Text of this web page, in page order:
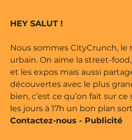
par Buena Onda
HEY SALUT !
Nous sommes CityCrunch, le
urbain. On aime la street-
et les expos mais aussi
découvertes avec le plus
bien, c’est ce qu’on fait sur
les jours à 17h un bon plan
Contactez-nous - Publicité